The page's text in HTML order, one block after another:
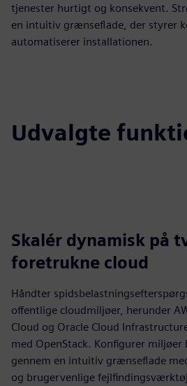
tjenester hurtigt og konsekvent.
en intuitiv grænseflade, der styrer
automatiserer installationen.
Udvalgte
Skalér dynamisk på
foretrukne cloud
Håndter
offentlige cloudmiljøer, herunder
Cloud og Oracle Cloud
med OpenStack. Konfigurer
gennem en intuitiv grænseflade
og brugervenlige